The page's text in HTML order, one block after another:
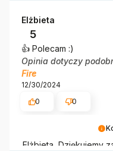
oraz, że możemy
świetnym klientom.
Elżbieta, Dziękujemy
Elżbieta
5
👍️ Polecam :)
Opinia dotyczy
Fire
12/30/2024
0
0